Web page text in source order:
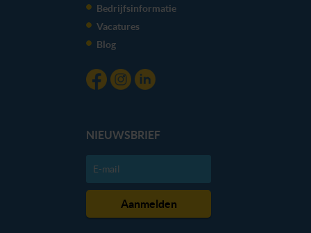
Bedrijfsinformatie
Vacatures
Blog
NIEUWSBRIEF